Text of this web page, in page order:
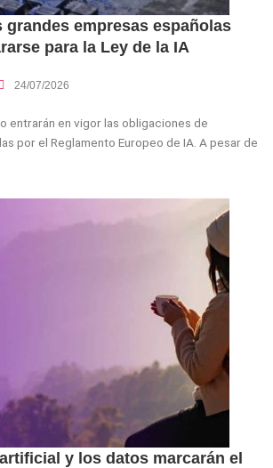
grandes empresas españolas
para la Ley de la IA
24/07/2026
entrarán en vigor las obligaciones de
por el Reglamento Europeo de IA. A pesar de
y los datos marcarán el